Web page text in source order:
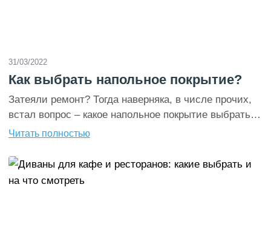
31/03/2022
Как выбрать напольное покрытие?
Затеяли ремонт? Тогда наверняка, в числе прочих,
встал вопрос – какое напольное покрытие выбрать
для квартиры? Ответим сразу – это дело не простое,
вполне решаемое. Этот гайд посвящен тому, как
эстетичности, но также на качестве и назначении
Читать полностью